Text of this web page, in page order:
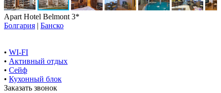
Apart Hotel Belmont 3*
Болгария | Банско
• WI-FI
• Активный отдых
• Сейф
• Кухонный блок
Заказать звонок